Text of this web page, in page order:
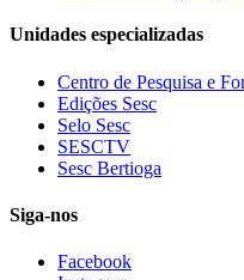
Unidades especializadas
Centro de Pesquisa e
Edições Sesc
Selo Sesc
SESCTV
Sesc Bertioga
Siga-nos
Facebook